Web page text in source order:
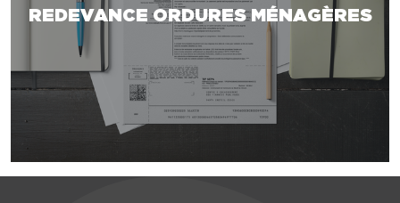
REDEVANCE ORDURES MÉNAGÈRES